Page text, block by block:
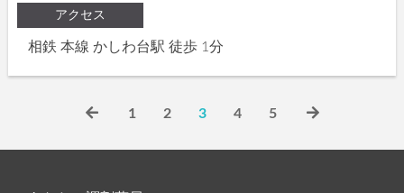
アクセス
相鉄 本線 かしわ台駅 徒歩 1分
1 2 3 4 5